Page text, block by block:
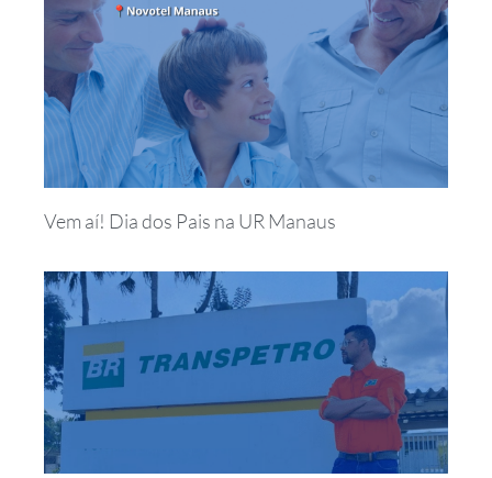
Vem aí! Dia dos Pais na UR Manaus